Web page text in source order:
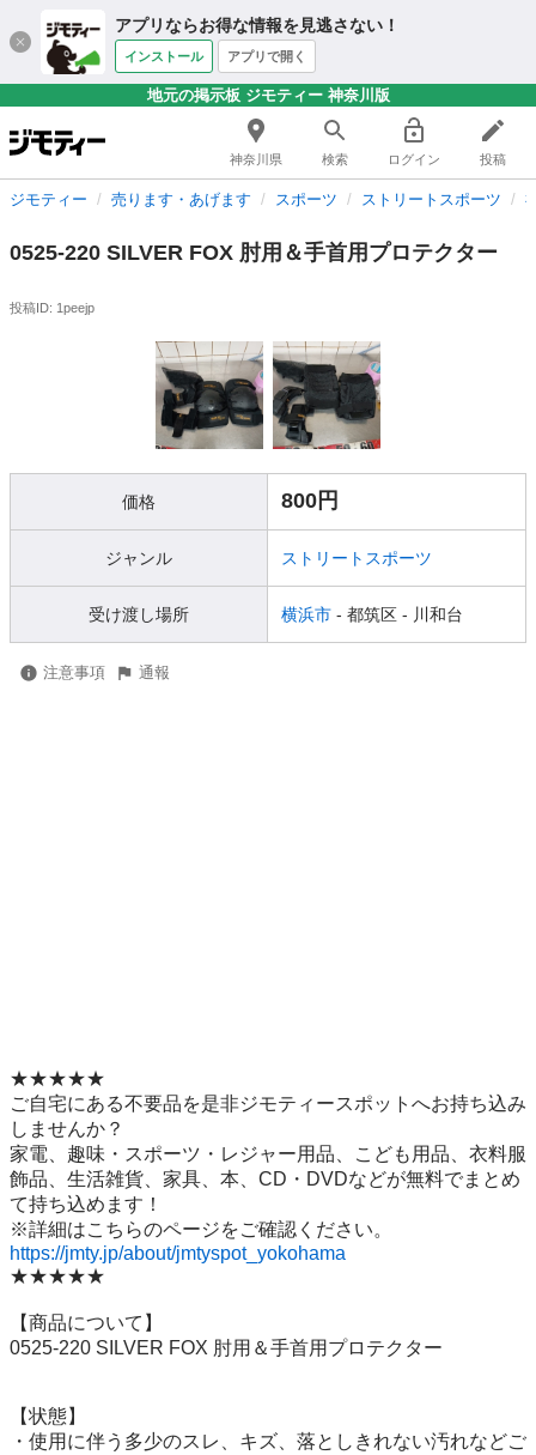
アプリならお得な情報を見逃さない！
インストール アプリで開く
地元の掲示板 ジモティー 神奈川版
神奈川県 検索 ログイン 投稿
ジモティー 売ります・あげます スポーツ ストリートスポーツ
0525-220 SILVER FOX 肘用＆手首用プロテクター
投稿ID: 1peejp
価格 800円
ジャンル ストリートスポーツ
受け渡し場所 横浜市 - 都筑区 - 川和台
注意事項 通報
★★★★★
ご自宅にある不要品を是非ジモティースポットへお持ち込み
しませんか？
家電、趣味・スポーツ・レジャー用品、こども用品、衣料服
飾品、生活雑貨、家具、本、CD・DVDなどが無料でまとめ
て持ち込めます！
https://jmty.jp/about/jmtyspot_yokohama
★★★★★
【商品について】
0525-220 SILVER FOX 肘用＆手首用プロテクター
【状態】
・使用に伴う多少のスレ、キズ、落としきれない汚れなどご